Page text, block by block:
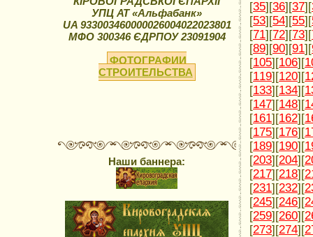
УПЦ АТ «Альфабанк»
UA 933003460000026004022023801
МФО 300346 ЄДРПОУ 23091904
ФОТОГРАФИИ
СТРОИТЕЛЬСТВА
Наши баннера:
[35][36][37][
[53][54][55][
[71][72][73][
[89][90][91][
[105][106][
[119][120][
[133][134][
[147][148][
[161][162][
[175][176][
[189][190][
[203][204][
[217][218][
[231][232][
[245][246][
[259][260][
[273][274][